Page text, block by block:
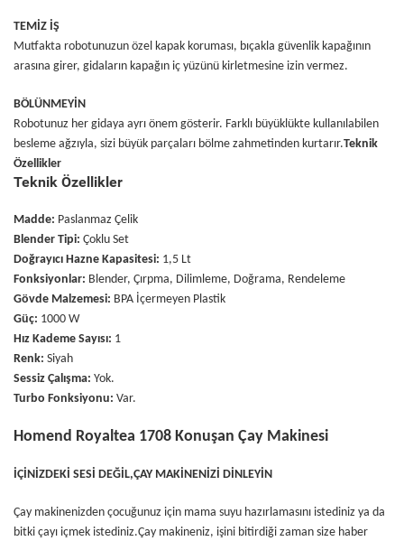
TEMİZ İŞ
Mutfakta robotunuzun özel kapak koruması, bıçakla güvenlik kapağının
arasına girer, gidaların kapağın iç yüzünü kirletmesine izin vermez.
BÖLÜNMEYİN
Robotunuz her gidaya ayrı önem gösterir. Farklı büyüklükte kullanılabilen
besleme ağzıyla, sizi büyük parçaları bölme zahmetinden kurtarır.Teknik
Özellikler
Teknik Özellikler
Madde: Paslanmaz Çelik
Blender Tipi: Çoklu Set
Doğrayıcı Hazne Kapasitesi: 1,5 Lt
Fonksiyonlar: Blender, Çırpma, Dilimleme, Doğrama, Rendeleme
Gövde Malzemesi: BPA İçermeyen Plastik
Güç: 1000 W
Hız Kademe Sayısı: 1
Renk: Siyah
Sessiz Çalışma: Yok.
Turbo Fonksiyonu: Var.
Homend Royaltea 1708 Konuşan Çay Makinesi
İÇİNİZDEKİ SESİ DEĞİL,ÇAY MAKİNENİZİ DİNLEYİN
Çay makinenizden çocuğunuz için mama suyu hazırlamasını istediniz ya da
bitki çayı içmek istediniz.Çay makineniz, işini bitirdiği zaman size haber